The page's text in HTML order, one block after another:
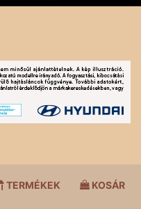
TERMÉKEK KOSÁR